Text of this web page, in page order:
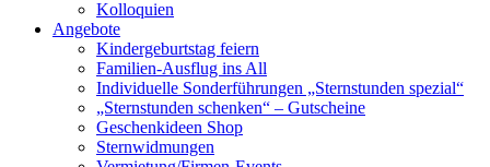
Kolloquien
Angebote
Kindergeburtstag feiern
Familien-Ausflug ins All
Individuelle Sonderführungen „Sternstunden spezial“
„Sternstunden schenken“ – Gutscheine
Geschenkideen Shop
Sternwidmungen